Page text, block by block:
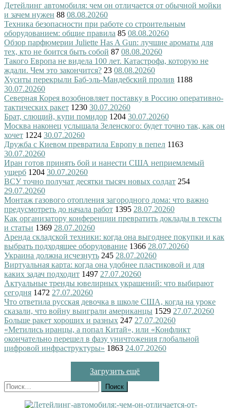
Детейлинг автомобиля: чем он отличается от обычной мойки
и зачем нужен 88 08.08.20260
Техника безопасности при работе со строительным
оборудованием: общие правила 85 08.08.20260
Обзор парфюмерии Juliette Has A Gun: лучшие ароматы для
тех, кто не боится быть собой 87 08.08.20260
Такого Европа не видела 100 лет. Катастрофа, которую не
ждали. Чем это закончится? 23 08.08.20260
Хуситы перекрыли Баб-эль-Мандебский пролив 1188
30.07.20260
Северная Корея возобновляет поставку в Россию оперативно-
тактических ракет 1230 30.07.20260
Брат, слющий, купи помидор 1204 30.07.20260
Москва наконец услышала Зеленского: будет точно так, как он
хочет 1224 30.07.20260
Дружба с Киевом превратила Европу в пепел 1163
30.07.20260
Иран готов принять бой и нанести США неприемлемый
ущерб 1204 30.07.20260
ВСУ точно получат десятки тысяч новых солдат 254
29.07.20260
Монтаж газового отопления загородного дома: что важно
предусмотреть до начала работ 1395 28.07.20260
Как организатору конференции превратить доклады в тексты
и статьи 1369 28.07.20260
Аренда складской техники: когда она выгоднее покупки и как
выбрать подходящее оборудование 1366 28.07.20260
Украина должна исчезнуть 245 28.07.20260
Виртуальная карта: когда она удобнее пластиковой и для
каких задач подходит 1497 27.07.20260
Актуальные тренды ювелирных украшений: что выбирают
сегодня 1472 27.07.20260
Что ответила русская девочка в школе США, когда на уроке
сказали, что войну выиграли американцы 1529 27.07.20260
Больше ракет хороших и разных 247 27.07.20260
«Метились иранцы, а попал Китай», или «Конфликт
окончательно перешел в фазу уничтожения глобальной
цифровой инфраструктуры» 1863 24.07.20260
Загрузить ещё
Найти: